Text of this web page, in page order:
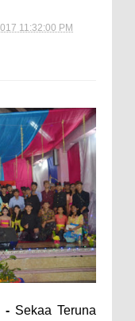
11:32:00 PM
- Sekaa Teruna